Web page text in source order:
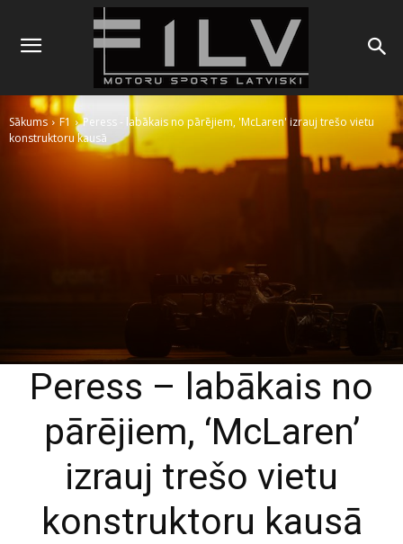
Sākums F1
Peress - labākais no pārējiem, 'McLaren' izrauj trešo vietu
konstruktoru kausā
Peress – labākais no
pārējiem, ‘McLaren’
izrauj trešo vietu
konstruktoru kausā